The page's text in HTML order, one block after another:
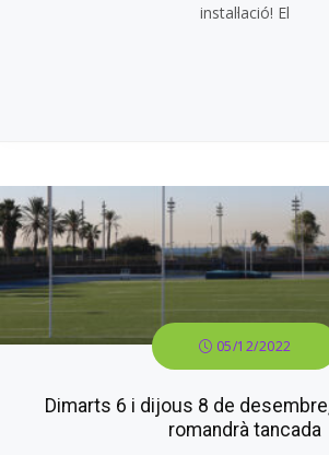
instal·lació! El
05/12/2022
Dimarts 6 i dijous 8 de
romandrà tancada